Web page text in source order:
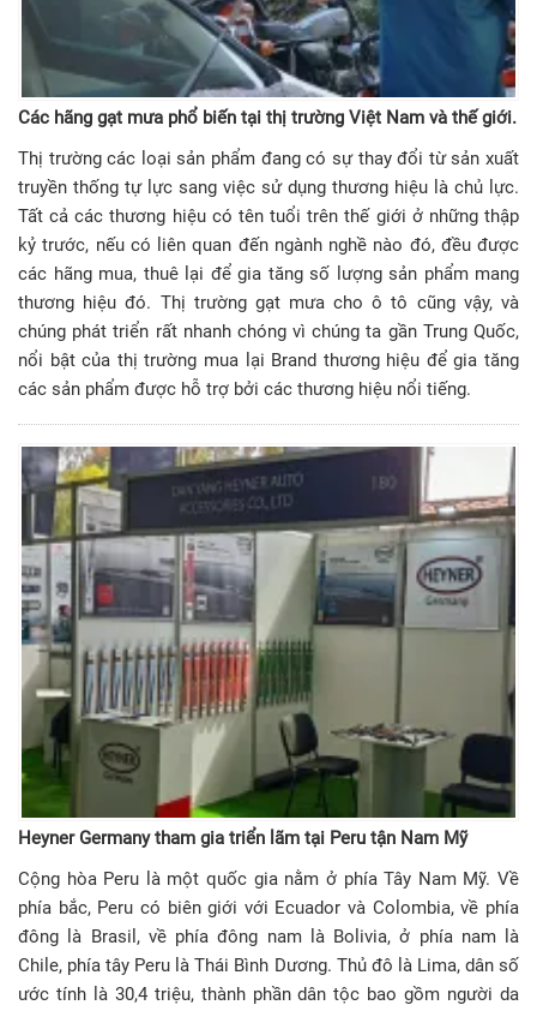
Các hãng gạt mưa phổ biến tại thị trường Việt Nam và thế giới.
Thị trường các loại sản phẩm đang có sự thay đổi từ sản xuất
truyền thống tự lực sang việc sử dụng thương hiệu là chủ lực.
Tất cả các thương hiệu có tên tuổi trên thế giới ở những thập
kỷ trước, nếu có liên quan đến ngành nghề nào đó, đều được
các hãng mua, thuê lại để gia tăng số lượng sản phẩm mang
thương hiệu đó. Thị trường gạt mưa cho ô tô cũng vậy, và
chúng phát triển rất nhanh chóng vì chúng ta gần Trung Quốc,
nổi bật của thị trường mua lại Brand thương hiệu để gia tăng
các sản phẩm được hỗ trợ bởi các thương hiệu nổi tiếng.
Heyner Germany tham gia triển lãm tại Peru tận Nam Mỹ
Cộng hòa Peru là một quốc gia nằm ở phía Tây Nam Mỹ. Về
phía bắc, Peru có biên giới với Ecuador và Colombia, về phía
đông là Brasil, về phía đông nam là Bolivia, ở phía nam là
Chile, phía tây Peru là Thái Bình Dương. Thủ đô là Lima, dân số
ước tính là 30,4 triệu, thành phần dân tộc bao gồm người da